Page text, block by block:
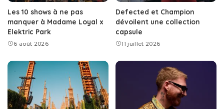
Les 10 shows à ne pas
manquer à Madame Loyal x
Elektric Park
6 août 2026
Defected et Champion
dévoilent une collection
capsule
11 juillet 2026